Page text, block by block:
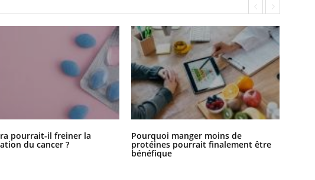
pourrait-il freiner la
du cancer ?
Pourquoi manger moins de
protéines pourrait finalement être
bénéfique